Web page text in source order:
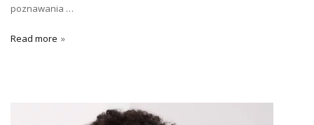
poznawania …
Read more